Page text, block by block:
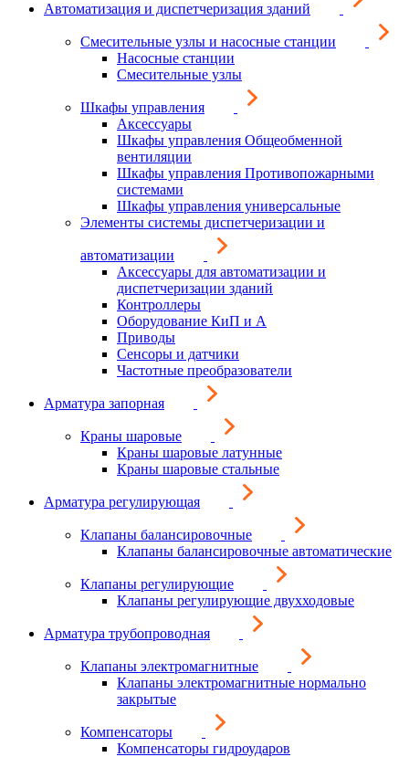
Автоматизация и диспетчеризация зданий
Смесительные узлы и насосные станции
Насосные станции
Смесительные узлы
Шкафы управления
Аксессуары
Шкафы управления Общеобменной
вентиляции
Шкафы управления Противопожарными
системами
Шкафы управления универсальные
Элементы системы диспетчеризации и
автоматизации
Аксессуары для автоматизации и
диспетчеризации зданий
Контроллеры
Оборудование КиП и А
Приводы
Сенсоры и датчики
Частотные преобразователи
Арматура запорная
Краны шаровые
Краны шаровые латунные
Краны шаровые стальные
Арматура регулирующая
Клапаны балансировочные
Клапаны балансировочные автоматические
Клапаны регулирующие
Клапаны регулирующие двухходовые
Арматура трубопроводная
Клапаны электромагнитные
Клапаны электромагнитные нормально
закрытые
Компенсаторы
Компенсаторы гидроударов